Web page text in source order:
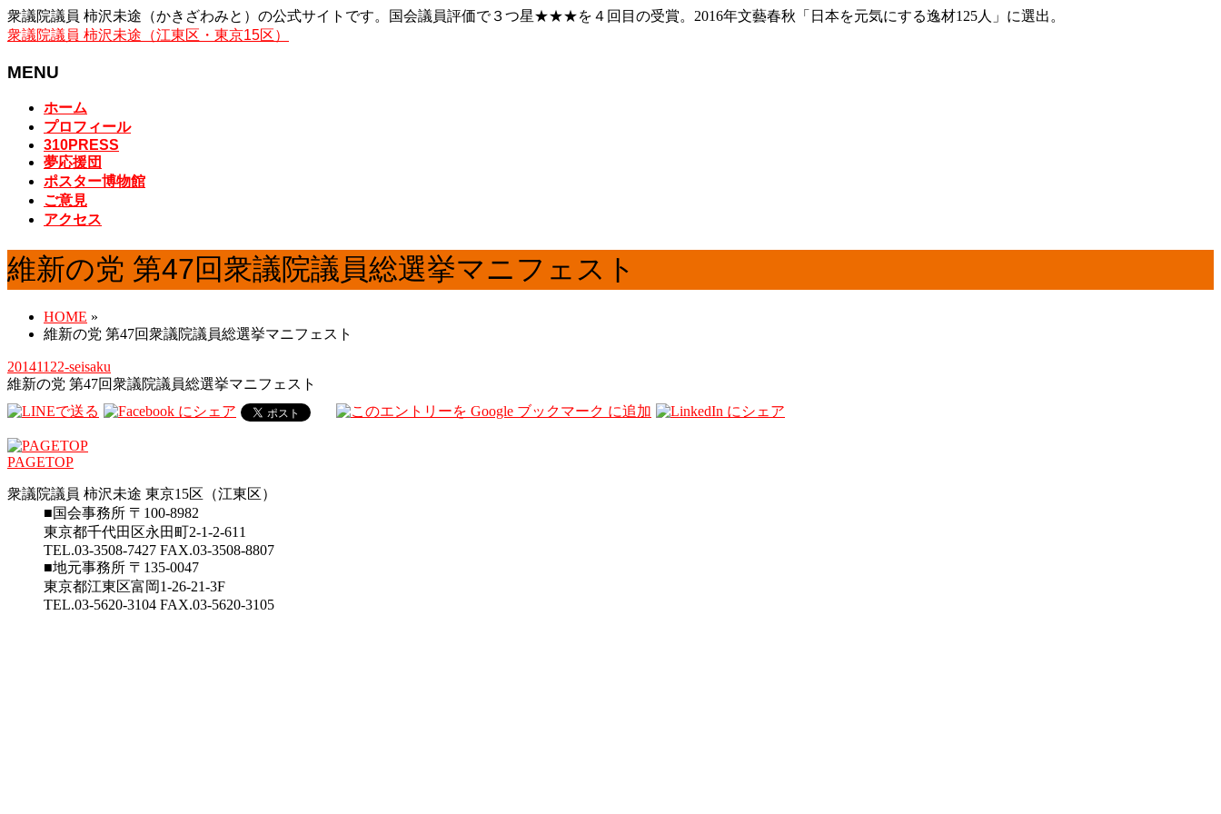
衆議院議員 柿沢未途（かきざわみと）の公式サイトです。国会議員評価で３つ星★★★を４回目の受賞。2016年文藝春秋「日本を元気にする逸材125人」に選出。
衆議院議員 柿沢未途（江東区・東京15区）
MENU
ホーム
プロフィール
310PRESS
夢応援団
ポスター博物館
ご意見
アクセス
維新の党 第47回衆議院議員総選挙マニフェスト
HOME »
維新の党 第47回衆議院議員総選挙マニフェスト
20141122-seisaku
維新の党 第47回衆議院議員総選挙マニフェスト
PAGETOP
衆議院議員 柿沢未途 東京15区（江東区）
■国会事務所 〒100-8982
東京都千代田区永田町2-1-2-611
TEL.03-3508-7427 FAX.03-3508-8807
■地元事務所 〒135-0047
東京都江東区富岡1-26-21-3F
TEL.03-5620-3104 FAX.03-5620-3105